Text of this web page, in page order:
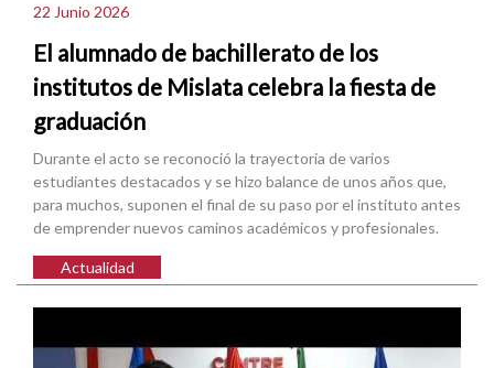
22 Junio 2026
El alumnado de bachillerato de los
institutos de Mislata celebra la fiesta de
graduación
Durante el acto se reconoció la trayectoria de varios
estudiantes destacados y se hizo balance de unos años que,
para muchos, suponen el final de su paso por el instituto antes
de emprender nuevos caminos académicos y profesionales.
Actualidad